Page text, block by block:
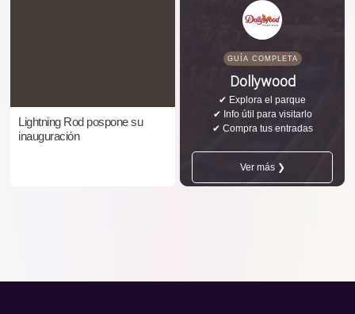
Lightning Rod pospone su
inauguración
GUÍA COMPLETA
Dollywood
✔ Explora el parque
✔ Info útil para visitarlo
✔ Compra tus entradas
Ver más ❯